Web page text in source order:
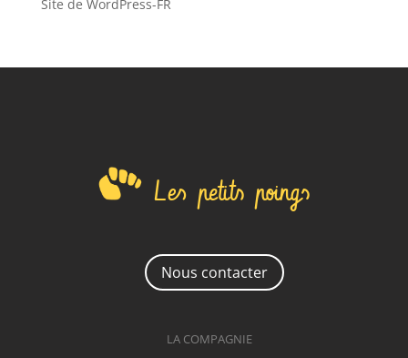
Site de WordPress-FR
Les petits poings
Nous contacter
LA COMPAGNIE